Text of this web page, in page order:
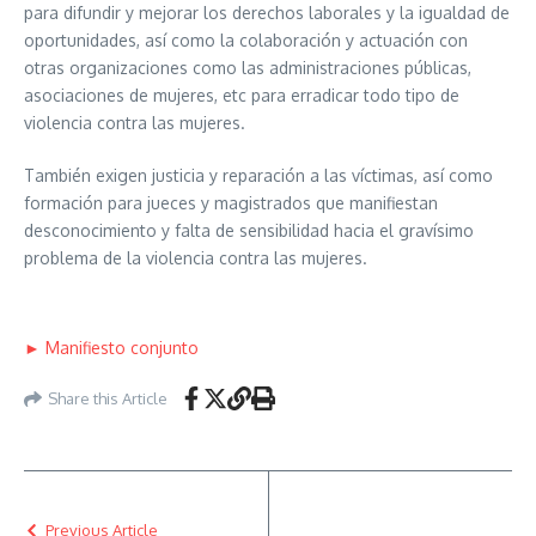
para difundir y mejorar los derechos laborales y la igualdad de
oportunidades, así como la colaboración y actuación con
otras organizaciones como las administraciones públicas,
asociaciones de mujeres, etc para erradicar todo tipo de
violencia contra las mujeres.
También exigen justicia y reparación a las víctimas, así como
formación para jueces y magistrados que manifiestan
desconocimiento y falta de sensibilidad hacia el gravísimo
problema de la violencia contra las mujeres.
► Manifiesto conjunto
Share this Article
Previous Article